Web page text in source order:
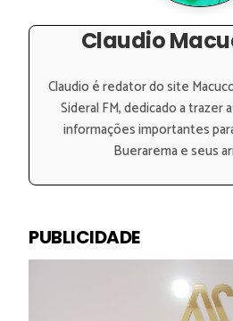
Claudio
Claudio é redator do site
Sideral FM, dedicado a trazer
informações importantes
Buerarema e seus
PUBLICIDADE